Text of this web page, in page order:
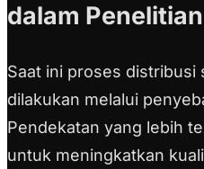
dalam
Saat ini proses distribusi
dilakukan melalui
Pendekatan yang lebih
untuk meningkatkan